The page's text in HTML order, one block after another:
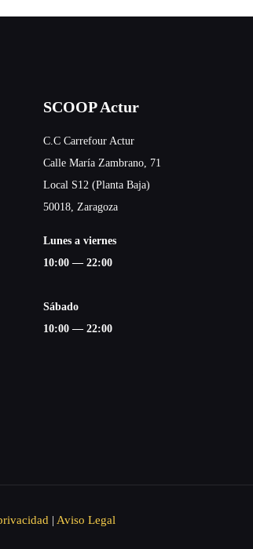
SCOOP Actur
C.C Carrefour Actur
Calle María Zambrano, 71
Local S12 (Planta Baja)
50018, Zaragoza
Lunes a viernes
10:00 — 22:00
Sábado
10:00 — 22:00
| Aviso Legal